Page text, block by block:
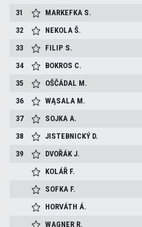
31
MARKEFKA S.
32
NEKOLAŠ.
33
FILIP S.
34
BOKROS C.
35
OŠČÁDAL M.
36
WĄSALA M.
37
SOJKAA.
38
JISTEBNICKÝ D.
39
DVOŘÁKJ.
KOLÁŘ F.
SOFKA F.
HORVÁTHÁ.
WAGNER R.